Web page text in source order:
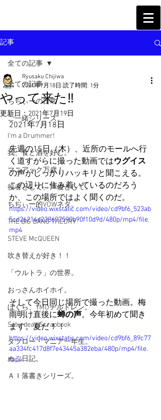
記事
全ての記事
ちぢぃーの日常
ご一緒シリーズ。
I'm a Drummer!
我、食と酒を好む。
マニアック万歳！
役者として、声優として。
ちぢぃー的VOWネタ。
THE BIG BANG THEORY
STEVE McQUEEN
吹き替えが好き！！
「ウルトラ」の世界。
おっさんホイホイ。
ぼくら、YMOチルドレン。
Saturdeay Scrapbook
タツロー・マニア一年生。
ぬこ日記。
ＡＩ落書きシリーズ。
全ての記事
やって来た‼︎
Ryusaku Chijiwa
2021年7月18日 読了時間: 1分
更新日：2021年7月19日
2021年7月18日
先週の15日（木）、近所のモールへ行
く道すがらに撮った動画ではウグイス
の声がしっかりハッキリと聞こえる。
この辺りに住み着いているのだろう
か、この場所ではよく聞くのだ。
https://video.wixstatic.com/video/cd9bf6_523ab
5cd26214d238697590b90f10d9d/480p/mp4/file.
mp4
そして今日同じ場所で撮った動画。梅
雨明け直後に蝉の声。今年初めて聞き
ます。夏だ！！
https://video.wixstatic.com/video/cd9bf6_89c77
aa334fc417d8f7e43445a382eba/480p/mp4/file.
mp4